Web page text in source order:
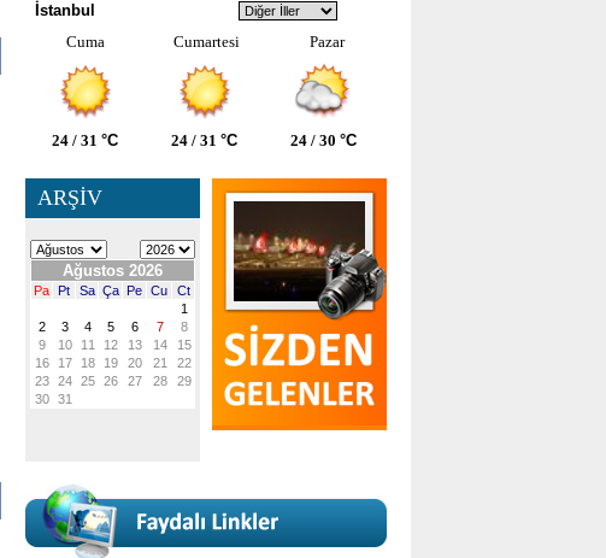
İstanbul
Cuma
Cumartesi Pazar
24 / 31 °C 24 / 31 °C 24 / 30 °C
ARŞİV